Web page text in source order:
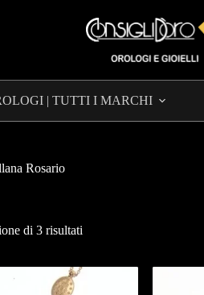
| TUTTI I MARCHI
Rosario
di 3 risultati